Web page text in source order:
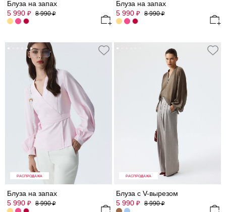
Блуза на запах
5 990 ₽ 8 990₽
Блуза на запах
5 990 ₽ 8 990₽
РАСПРОДАЖА
Блуза на запах
5 990 ₽ 8 990₽
РАСПРОДАЖА
Блуза с V-вырезом
5 990 ₽ 8 990₽